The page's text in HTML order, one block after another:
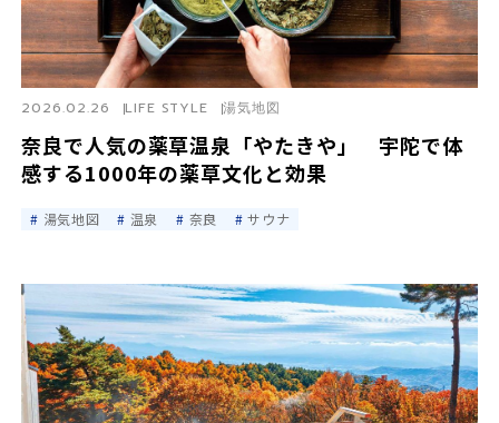
奈良で人気の薬草温泉「やたきや」 宇陀で体
感する1000年の薬草文化と効果
2026.02.26 LIFE STYLE 湯気地図
湯気地図 温泉 奈良 サウナ